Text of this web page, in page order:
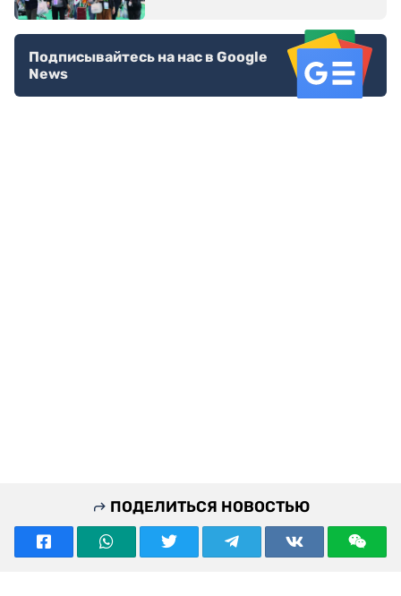
Подписывайтесь на нас в Google
News
ПОДЕЛИТЬСЯ НОВОСТЬЮ